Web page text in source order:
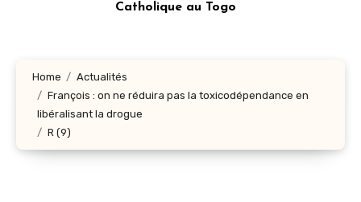
Catholique au Togo
Home
Actualités
François : on ne réduira pas la toxicodépendance en
libéralisant la drogue
R (9)